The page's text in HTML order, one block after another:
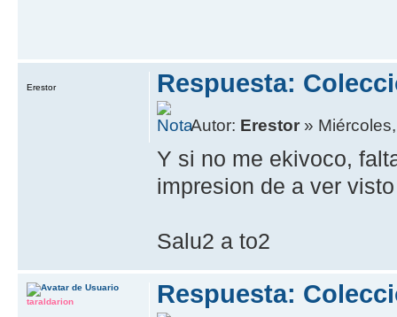
Respuesta:
Autor: Erestor »
Y si no me ekivoco,
impresion de a ver
Salu2 a to2
Erestor
Respuesta:
taraldarion